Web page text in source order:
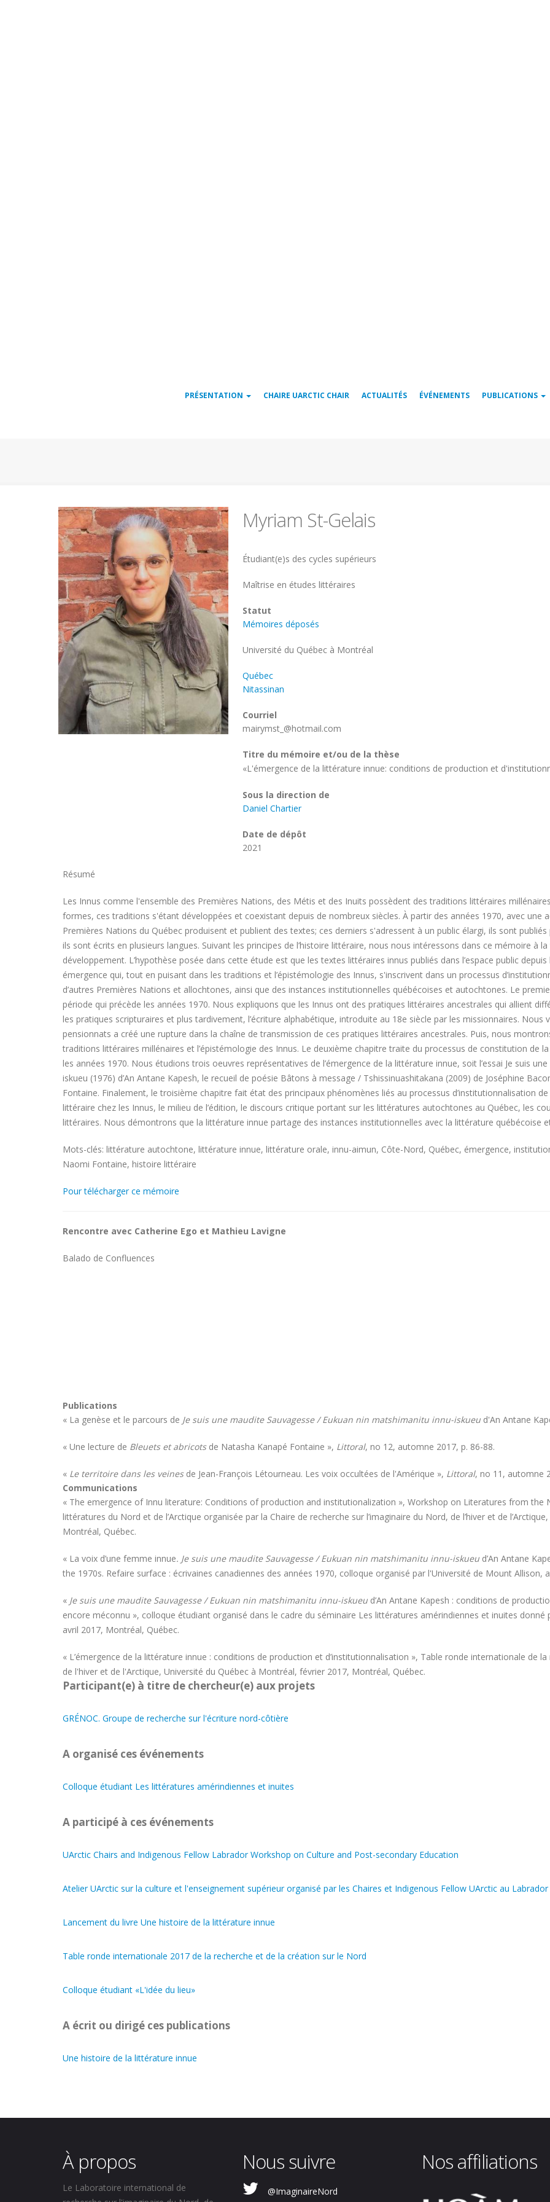
Navigation
PRÉSENTATION CHAIRE UARCTIC CHAIR ACTUALITÉS ÉVÉNEMENTS PUBLICATIONS
Myriam St-Gelais
Étudiant(e)s des cycles supérieurs
Programme
Maîtrise en études littéraires
Statut
Mémoires déposés
Université
Université du Québec à Montréal
Québec
Nitassinan
Courriel
mairymst_@hotmail.com
Titre du mémoire et/ou de la thèse
«L'émergence de la littérature innue: conditions de production et
Sous la direction de
Daniel Chartier
Date de dépôt
2021
Résumé
Les Innus comme l'ensemble des Premières Nations, des Métis et des Inuits possèdent des traditions littéraires
formes, ces traditions s'étant développées et coexistant depuis de nombreux siècles. À partir des années 1970, avec une
Premières Nations du Québec produisent et publient des textes; ces derniers s'adressent à un public élargi, ils sont
ils sont écrits en plusieurs langues. Suivant les principes de l’histoire littéraire, nous nous intéressons dans ce mémoire à
développement. L’hypothèse posée dans cette étude est que les textes littéraires innus publiés dans l’espace public
émergence qui, tout en puisant dans les traditions et l’épistémologie des Innus, s'inscrivent dans un processus
d’autres Premières Nations et allochtones, ainsi que des instances institutionnelles québécoises et autochtones. Le
période qui précède les années 1970. Nous expliquons que les Innus ont des pratiques littéraires ancestrales qui allient
les pratiques scripturaires et plus tardivement, l’écriture alphabétique, introduite au 18e siècle par les missionnaires.
pensionnats a créé une rupture dans la chaîne de transmission de ces pratiques littéraires ancestrales. Puis, nous
traditions littéraires millénaires et l’épistémologie des Innus. Le deuxième chapitre traite du processus de constitution de
les années 1970. Nous étudions trois oeuvres représentatives de l’émergence de la littérature innue, soit l’essai Je suis
iskueu (1976) d’An Antane Kapesh, le recueil de poésie Bâtons à message / Tshissinuashitakana (2009) de Joséphine
Fontaine. Finalement, le troisième chapitre fait état des principaux phénomènes liés au processus d’institutionnalisation
littéraire chez les Innus, le milieu de l’édition, le discours critique portant sur les littératures autochtones au Québec, les
littéraires. Nous démontrons que la littérature innue partage des instances institutionnelles avec la littérature québécoise
Mots-clés: littérature autochtone, littérature innue, littérature orale, innu-aimun, Côte-Nord, Québec, émergence,
Naomi Fontaine, histoire littéraire
Pour télécharger ce mémoire
Rencontre avec Catherine Ego et Mathieu Lavigne
Balado de Confluences
Publications
« La genèse et le parcours de Je suis une maudite Sauvagesse / Eukuan nin matshimanitu innu-iskueu d'An Antane
« Une lecture de Bleuets et abricotsde Natasha Kanapé Fontaine », Littoral, no 12, automne 2017, p. 86-88.
« Le territoire dans les veinesde Jean-François Létourneau. Les voix occultées de l'Amérique », Littoral, no 11, automne
Communications
« The emergence of Innu literature: Conditions of production and institutionalization », Workshop on Literatures from the
littératures du Nord et de l’Arctique organisée par la Chaire de recherche sur l’imaginaire du Nord, de l’hiver et de
Montréal, Québec.
« La voix d’une femme innue. Je suis une maudite Sauvagesse / Eukuan nin matshimanitu innu-iskueu d’An Antane
the 1970s. Refaire surface : écrivaines canadiennes des années 1970, colloque organisé par l'Université de Mount Allison,
« Je suis une maudite Sauvagesse / Eukuan nin matshimanitu innu-iskueu d’An Antane Kapesh : conditions de
encore méconnu », colloque étudiant organisé dans le cadre du séminaire Les littératures amérindiennes et inuites
avril 2017, Montréal, Québec.
« L’émergence de la littérature innue : conditions de production et d’institutionnalisation », Table ronde internationale de
de l'hiver et de l'Arctique, Université du Québec à Montréal, février 2017, Montréal, Québec.
Participant(e) à titre de chercheur(e) aux projets
GRÉNOC. Groupe de recherche sur l'écriture nord-côtière
A organisé ces événements
Colloque étudiant Les littératures amérindiennes et inuites
A participé à ces événements
UArctic Chairs and Indigenous Fellow Labrador Workshop on Culture and Post-secondary Education
Atelier UArctic sur la culture et l'enseignement supérieur organisé par les Chaires et Indigenous Fellow UArctic au Labrador
Lancement du livre Une histoire de la littérature innue
Table ronde internationale 2017 de la recherche et de la création sur le Nord
Colloque étudiant «L'idée du lieu»
A écrit ou dirigé ces publications
Une histoire de la littérature innue
À propos
Le Laboratoire international de
Nous suivre
@ImaginaireNord
Nos affiliations